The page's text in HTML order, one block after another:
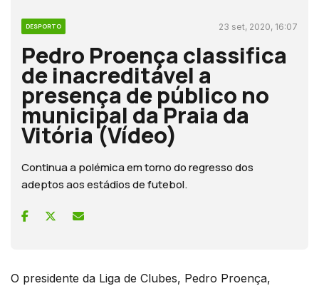
DESPORTO 23 set, 2020, 16:07
Pedro Proença classifica
de inacreditável a
presença de público no
municipal da Praia da
Vitória (Vídeo)
Continua a polémica em torno do regresso dos
adeptos aos estádios de futebol.
O presidente da Liga de Clubes, Pedro Proença,